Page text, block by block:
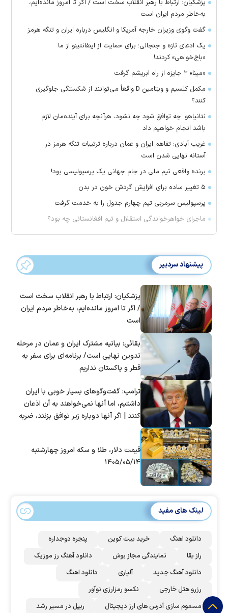
پزشکیان: ارتباط با رهبر انقلاب سخت است / اگر تا امروز مانده‌ایم،
به‌خاطر مردم ایران است
گفت وگوی وزیران خارجه آمریکا و انگلیس درباره ایران و تنگه هرمز
یک ادعای تازه و جنجالی؛ برای حمایت از اینفانتینو از ما
«باج‌خواهی» کردند!
«مینا» ۲ جایزه از راه ابریشم گرفت
مکمل کلسیم و ویتامین D واقعاً می‌توانند از شکستگی جلوگیری
کنند؟
نتانیاهو: چه توافق شود چه نشود، هرآنچه برای آینده‌مان لازم
باشد انجام خواهیم داد
غریب آبادی: تفاهم ایران و عمان درباره ترتیبات تنگه هرمز در
آستانه نهایی شدن است
برنده واقعی تیم ملی در جام جهانی یک پرسپولیسی بود!
۵ تغییر ساده برای افزایش گردش خون در بدن
پرسپولیس سرمربی تیم چهارم جدول را به خدمت گرفت
ماجرای خواهرخواندگی استقلال و تیم افغانستانی چه بود؟
پیشنهاد سردبیر
پزشکیان: ارتباط با رهبر انقلاب سخت است
/ اگر تا امروز مانده‌ایم، به‌خاطر مردم ایران
است
بقائی: بیانیه مشترک ایران و عمان در مرحله
تدوین نهایی است/ برنامه‌ای برای سفر به
قطر و پاکستان نداریم
ترامپ: گفت‌و‌گو‌های بسیار خوبی با ایران
داشتیم، اما آنها نمی‌خواهند به آن اذعان
کنند | اگر آنها دوباره زیر توافق بزنند، ضربه
قیمت دلار، طلا و سکه امروز چهارشنبه
۱۴۰۵/۰۵/۱۴
لینک های مفید
دانلود اهنگ خرید بیت کوین
پنجره دوجداره
راز بقا
نمایندگی مجاز بوش
دانلود آهنگ رز‌ موزیک
دانلود آهنگ جدید
آلپاری
دانلود اهنگ
رزرو هتل خارجی
نکسو رمزارزی نوآور
مسموم سازی آدرس های ارز دیجیتال
ریپل در مسیر رشد